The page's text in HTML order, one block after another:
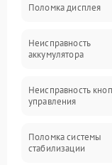
Поломка дисплея
Неисправность
аккумулятора
Неисправность
управления
Поломка системы
стабилизации